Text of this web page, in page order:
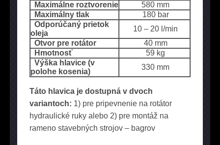
Maximálne roztvorenie
580 mm
Maximálny tlak
180 bar
Odporúčaný prietok
oleja
10 – 20 l/min
Otvor pre rotátor
40 mm
Hmotnosť
59 kg
Výška hlavice (v
polohe kosenia)
330 mm
Táto hlavica je dostupná v dvoch
variantoch: 1) pre pripevnenie na rotátor
hydraulické ruky alebo 2) pre montáž na
rameno stavebných strojov – bagrov